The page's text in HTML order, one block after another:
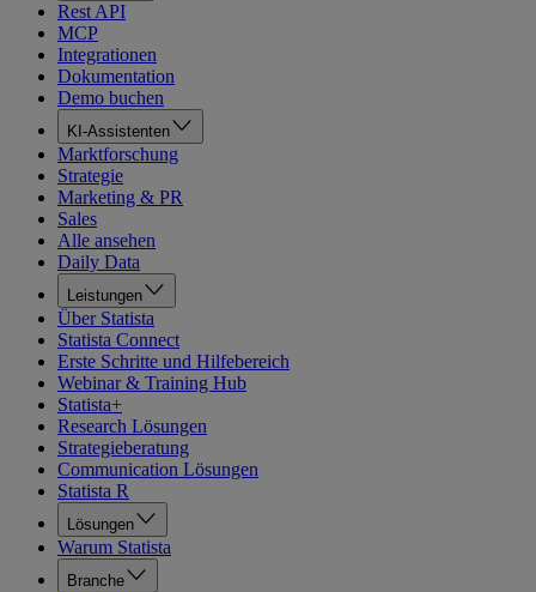
Rest API
MCP
Integrationen
Dokumentation
Demo buchen
KI-Assistenten
Marktforschung
Strategie
Marketing & PR
Sales
Alle ansehen
Daily Data
Leistungen
Über Statista
Statista Connect
Erste Schritte und Hilfebereich
Webinar & Training Hub
Statista+
Research Lösungen
Strategieberatung
Communication Lösungen
Statista R
Lösungen
Warum Statista
Branche